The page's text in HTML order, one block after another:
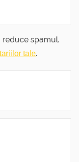
reduce spamul.
tale.